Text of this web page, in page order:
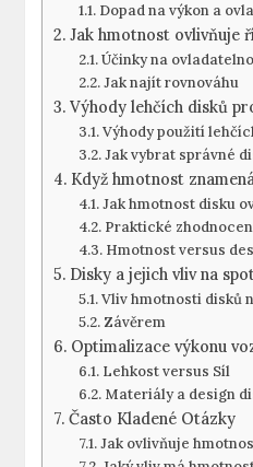
Dopad ‌na výkon a
Jak hmotnost ovlivňuje
Účinky⁣ na
Jak⁤ najít rovnováhu
Výhody ​lehčích disků⁤
Výhody použití
Jak vybrat správné‍
Když ‍hmotnost
Jak hmotnost disku
Praktické
Hmotnost‍ versus
Disky‌ a‍ jejich vliv‍ na
Vliv ‍hmotnosti disků
Závěrem
Optimalizace výkonu
Lehkost versus Síl
Materiály a design
Často Kladené Otázky
Jak ovlivňuje